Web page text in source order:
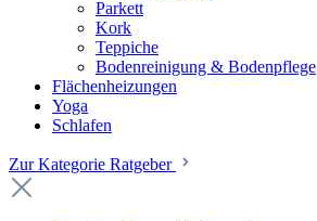
Parkett
Kork
Teppiche
Bodenreinigung & Bodenpflege
Flächenheizungen
Yoga
Schlafen
Zur Kategorie Ratgeber